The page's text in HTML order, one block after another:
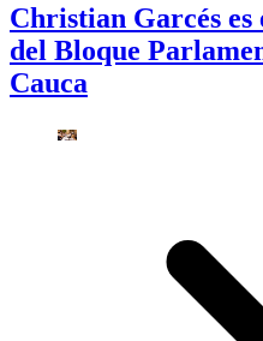
Christian Garcés es
del Bloque
Cauca